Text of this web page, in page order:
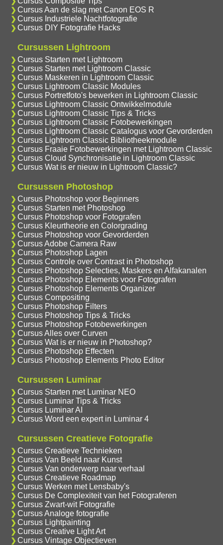
Cursus Aan de slag met Canon EOS R
Cursus Industriele Nachtfotografie
Cursus DIY Fotografie Hacks
Cursussen Lightroom
Cursus Starten met Lightroom
Cursus Starten met Lightroom Classic
Cursus Maskeren in Lightroom Classic
Cursus Lightroom Classic Modules
Cursus Portretfoto's bewerken in Lightroom Classic
Cursus Lightroom Classic Ontwikkelmodule
Cursus Lightroom Classic Tips & Tricks
Cursus Lightroom Classic Fotobewerkingen
Cursus Lightroom Classic Catalogus voor Gevorderden
Cursus Lightroom Classic Bibliotheekmodule
Cursus Fraaie Fotobewerkingen met Lightroom Classic
Cursus Cloud Synchronisatie in Lightroom Classic
Cursus Wat is er nieuw in Lightroom Classic?
Cursussen Photoshop
Cursus Photoshop voor Beginners
Cursus Starten met Photoshop
Cursus Photoshop voor Fotografen
Cursus Kleurtheorie en Colorgrading
Cursus Photoshop voor Gevorderden
Cursus Adobe Camera Raw
Cursus Photoshop Lagen
Cursus Controle over Contrast in Photoshop
Cursus Photoshop Selecties, Maskers en Alfakanalen
Cursus Photoshop Elements voor Fotografen
Cursus Photoshop Elements Organizer
Cursus Compositing
Cursus Photoshop Filters
Cursus Photoshop Tips & Tricks
Cursus Photoshop Fotobewerkingen
Cursus Alles over Curven
Cursus Wat is er nieuw in Photoshop?
Cursus Photoshop Effecten
Cursus Photoshop Elements Photo Editor
Cursussen Luminar
Cursus Starten met Luminar NEO
Cursus Luminar Tips & Tricks
Cursus Luminar AI
Cursus Word een expert in Luminar 4
Cursussen Creatieve Fotografie
Cursus Creatieve Technieken
Cursus Van Beeld naar Kunst
Cursus Van onderwerp naar verhaal
Cursus Creatieve Roadmap
Cursus Werken met Lensbaby's
Cursus De Complexiteit van het Fotograferen
Cursus Zwart-wit Fotografie
Cursus Analoge fotografie
Cursus Lightpainting
Cursus Creative Light Art
Cursus Vintage Objectieven